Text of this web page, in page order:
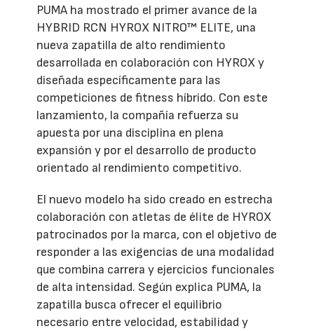
PUMA ha mostrado el primer avance de la
HYBRID RCN HYROX NITRO™ ELITE, una
nueva zapatilla de alto rendimiento
desarrollada en colaboración con HYROX y
diseñada específicamente para las
competiciones de fitness híbrido. Con este
lanzamiento, la compañía refuerza su
apuesta por una disciplina en plena
expansión y por el desarrollo de producto
orientado al rendimiento competitivo.
El nuevo modelo ha sido creado en estrecha
colaboración con atletas de élite de HYROX
patrocinados por la marca, con el objetivo de
responder a las exigencias de una modalidad
que combina carrera y ejercicios funcionales
de alta intensidad. Según explica PUMA, la
zapatilla busca ofrecer el equilibrio
necesario entre velocidad, estabilidad y